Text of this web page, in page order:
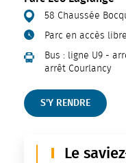
58 Chaussée
Parc en accès
Bus : ligne U9 -
arrêt Courlancy
S'Y RENDRE
Le